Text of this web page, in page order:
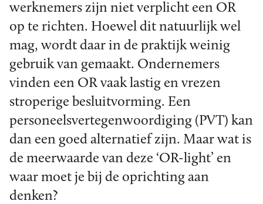
werknemers zijn niet verplicht een OR
op te richten. Hoewel dit natuurlijk wel
mag, wordt daar in de praktijk weinig
gebruik van gemaakt. Ondernemers
vinden een OR vaak lastig en vrezen
stroperige besluitvorming. Een
personeelsvertegenwoordiging (PVT) kan
dan een goed alternatief zijn. Maar wat is
de meerwaarde van deze ‘OR-light’ en
waar moet je bij de oprichting aan
denken?